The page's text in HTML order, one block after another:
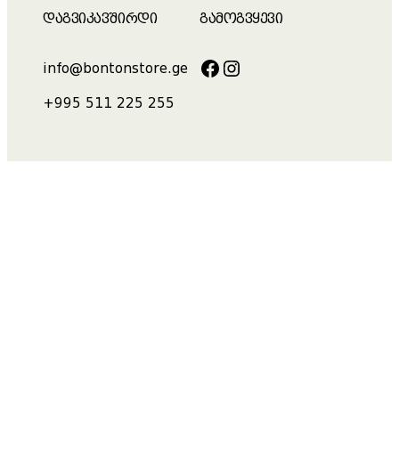
დაგვიკავშირდი
info@bontonstore.ge
+995 511 225 255
გამოგვყევი
https://facebook.comhttps://instagram.com